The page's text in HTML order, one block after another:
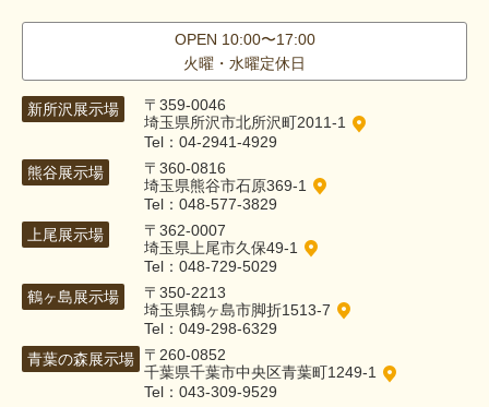
OPEN 10:00〜17:00
火曜・水曜定休日
新所沢展示場
〒359-0046
埼玉県所沢市北所沢町2011-1
Tel：04-2941-4929
熊谷展示場
〒360-0816
埼玉県熊谷市石原369-1
Tel：048-577-3829
上尾展示場
〒362-0007
埼玉県上尾市久保49-1
Tel：048-729-5029
鶴ヶ島展示場
〒350-2213
埼玉県鶴ヶ島市脚折1513-7
Tel：049-298-6329
青葉の森展示場
〒260-0852
千葉県千葉市中央区青葉町1249-1
Tel：043-309-9529